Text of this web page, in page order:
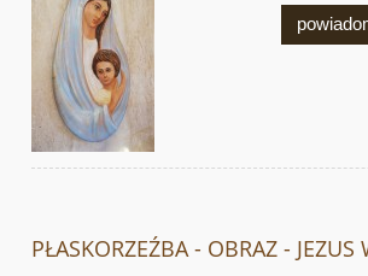
PŁASKORZEŹBA - OBRAZ - JEZUS